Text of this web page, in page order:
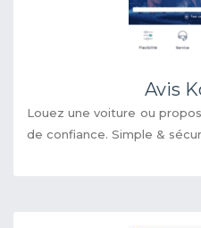
Avis
Louez une voiture ou
de confiance. Simple &